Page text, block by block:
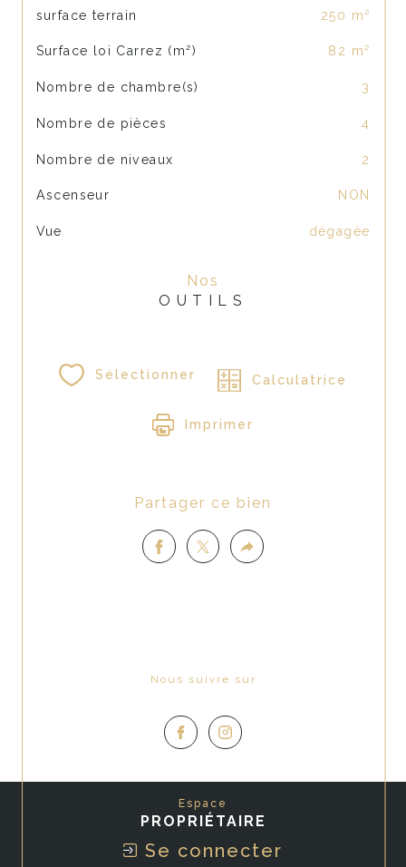
surface terrain 250 m²
Surface loi Carrez (m²) 82 m²
Nombre de chambre(s) 3
Nombre de pièces 4
Nombre de niveaux 2
Ascenseur NON
Vue dégagée
Nos
OUTILS
Sélectionner Calculatrice
Imprimer
Partager ce bien
Nous suivre sur
Espace
PROPRIÉTAIRE
Se connecter